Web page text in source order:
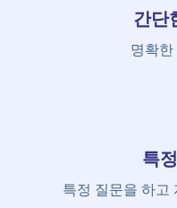
간단
명확
특
특정 질문을 하고